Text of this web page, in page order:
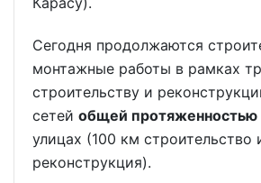
Сегодня продолжаются
монтажные работы в рамках
строительству и
сетей общей
улицах (100 км строительство
реконструкция).